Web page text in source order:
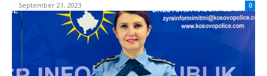
- September 21, 2023 0